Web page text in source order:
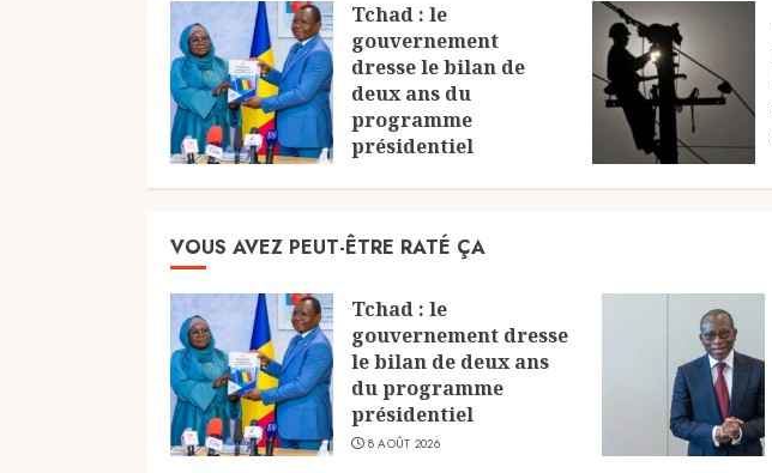
Tchad : le
gouvernement
dresse le bilan de
deux ans du
programme
présidentiel
VOUS AVEZ PEUT-ÊTRE RATÉ ÇA
Tchad : le
gouvernement dresse
le bilan de deux ans
du programme
présidentiel
8 AOÛT 2026